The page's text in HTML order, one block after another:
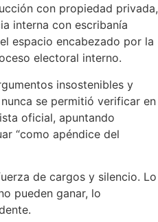
con propiedad privada,
interna con escribanía
espacio encabezado por la
electoral interno.
insostenibles y
se permitió verificar en
oficial, apuntando
“como apéndice del
de cargos y silencio. Lo
pueden ganar, lo